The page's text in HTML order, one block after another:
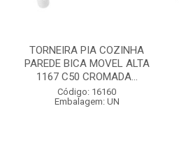
TORNEIRA PIA COZINHA
PAREDE BICA MOVEL ALTA
1167 C50 CROMADA...
Código: 16160
Embalagem: UN